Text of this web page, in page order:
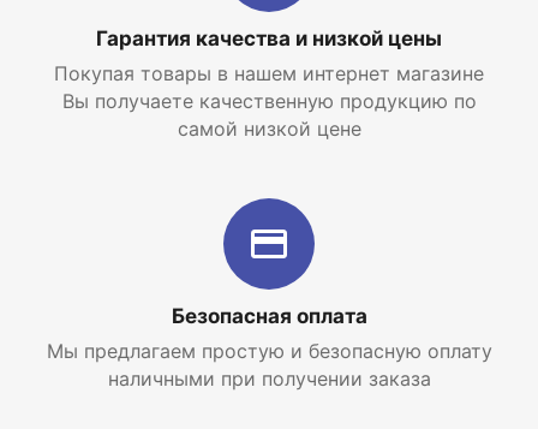
Гарантия качества и низкой цены
Покупая товары в нашем интернет магазине
Вы получаете качественную продукцию по
самой низкой цене
Безопасная оплата
Мы предлагаем простую и безопасную оплату
наличными при получении заказа